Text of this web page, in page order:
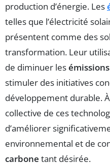
production d’énergie. Les
telles que l’électricité
présentent comme des
transformation. Leur
de diminuer les
stimuler des initiatives
développement durable.
collective de ces
d’améliorer
environnemental et de
carbone tant désirée.